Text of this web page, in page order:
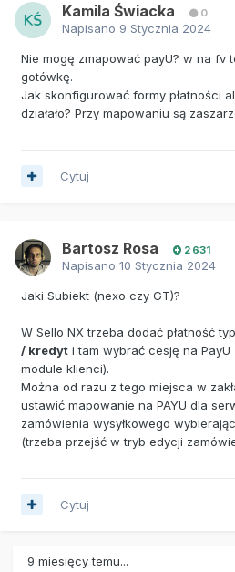
Kamila Świacka 0
Napisano 9 Stycznia 2024
Nie mogę zmapować payU? w na fv
gotówkę.
Jak skonfigurować formy płatności
działało? Przy mapowaniu są
Cytuj
Bartosz Rosa 2 631
Napisano 10 Stycznia 2024
Jaki Subiekt (nexo czy GT)?
W Sello NX trzeba dodać płatność
/ kredyt i tam wybrać cesję na
module klienci).
Można od razu z tego miejsca w
ustawić mapowanie na PAYU dla
zamówienia wysyłkowego
(trzeba przejść w tryb edycji
Cytuj
9 miesięcy temu...